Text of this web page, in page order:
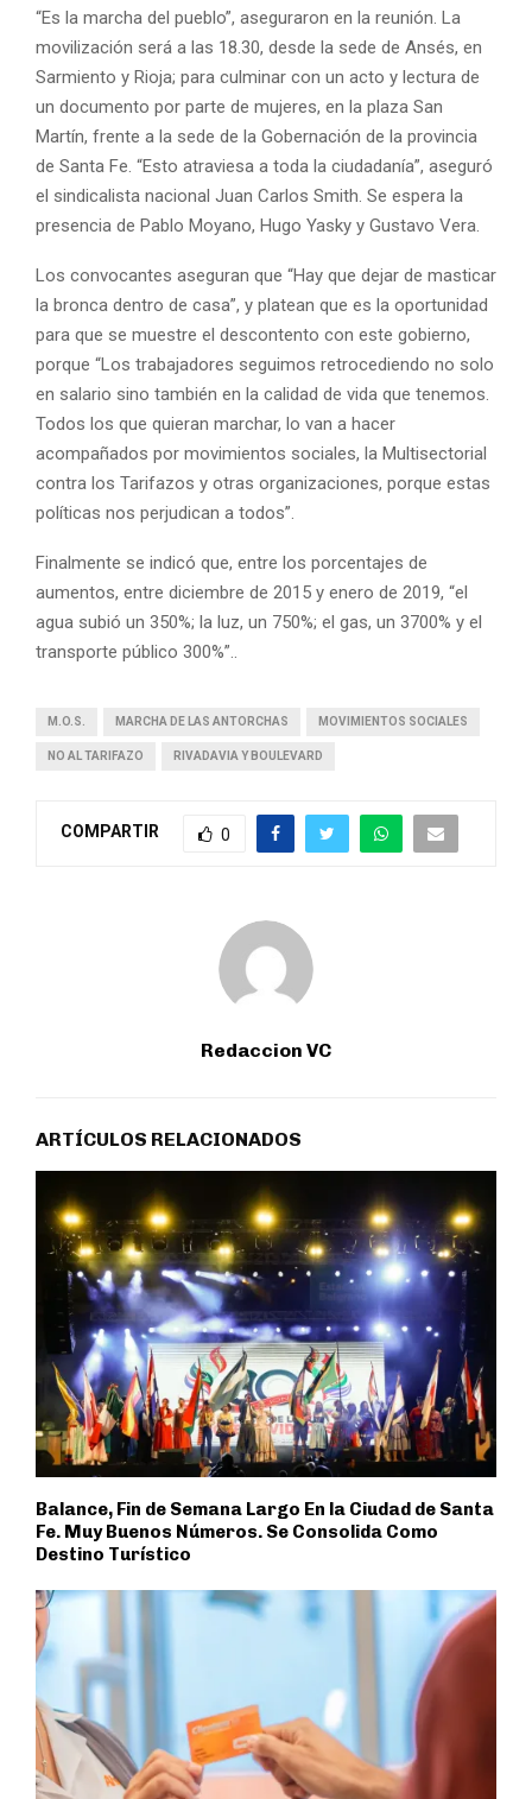
“Es la marcha del pueblo”, aseguraron en la reunión. La
movilización será a las 18.30, desde la sede de Ansés, en
Sarmiento y Rioja; para culminar con un acto y lectura de
un documento por parte de mujeres, en la plaza San
Martín, frente a la sede de la Gobernación de la provincia
de Santa Fe. “Esto atraviesa a toda la ciudadanía”, aseguró
el sindicalista nacional Juan Carlos Smith. Se espera la
presencia de Pablo Moyano, Hugo Yasky y Gustavo Vera.
Los convocantes aseguran que “Hay que dejar de masticar
la bronca dentro de casa”, y platean que es la oportunidad
para que se muestre el descontento con este gobierno,
porque “Los trabajadores seguimos retrocediendo no solo
en salario sino también en la calidad de vida que tenemos.
Todos los que quieran marchar, lo van a hacer
acompañados por movimientos sociales, la Multisectorial
contra los Tarifazos y otras organizaciones, porque estas
políticas nos perjudican a todos”.
Finalmente se indicó que, entre los porcentajes de
aumentos, entre diciembre de 2015 y enero de 2019, “el
agua subió un 350%; la luz, un 750%; el gas, un 3700% y el
transporte público 300%”..
M.O.S. MARCHA DE LAS ANTORCHAS MOVIMIENTOS SOCIALES
NO AL TARIFAZO RIVADAVIA Y BOULEVARD
COMPARTIR 0
Redaccion VC
ARTÍCULOS RELACIONADOS
Balance, Fin de Semana Largo En la Ciudad de Santa
Fe. Muy Buenos Números. Se Consolida Como
Destino Turístico